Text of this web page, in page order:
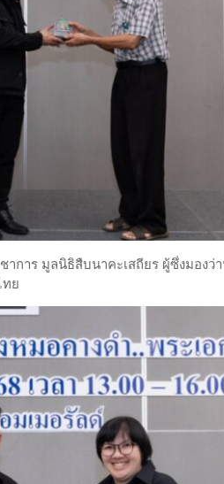
าการ มูลนิธิสืบนาคะเสถียร ผู้ซึ่งมองว่
ย